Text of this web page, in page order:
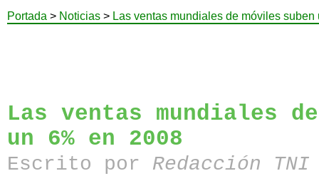
Portada > Noticias > Las ventas mundiales de móviles suben
Las ventas mundiales
un 6% en 2008
Escrito por Redacción